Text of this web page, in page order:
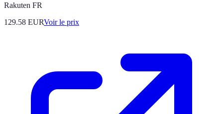
Rakuten FR
129.58 EURVoir le prix